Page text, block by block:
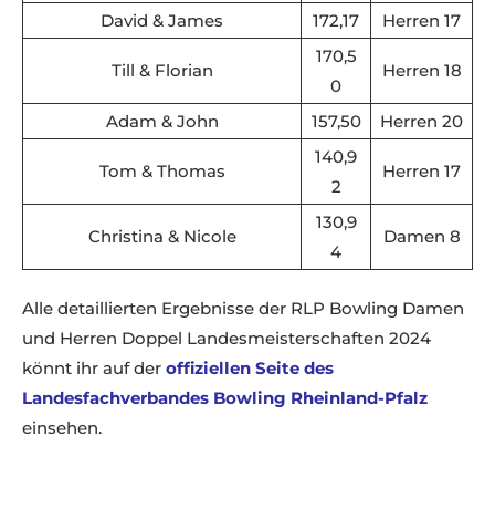
David & James 172,17 Herren 17
Till & Florian
170,5
0
Herren 18
Adam & John 157,50 Herren 20
Tom & Thomas
140,9
2
Herren 17
Christina & Nicole
130,9
4
Damen 8
Alle detaillierten Ergebnisse der RLP Bowling Damen
und Herren Doppel Landesmeisterschaften 2024
könnt ihr auf der offiziellen Seite des
Landesfachverbandes Bowling Rheinland-Pfalz
einsehen.